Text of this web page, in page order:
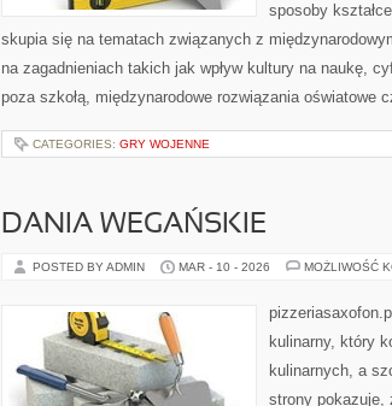
sposoby
skupia się na tematach związanych z
na zagadnieniach takich jak wpływ kultury na naukę,
poza szkołą, międzynarodowe rozwiązania oświatowe
CATEGORIES: GRY WOJENNE
DANIA WEGAŃSKIE
POSTED BY ADMIN MAR - 10 - 2026 MOŻLIWOŚĆ
kulinarny, który
kulinarnych, a
strony pokazuje,